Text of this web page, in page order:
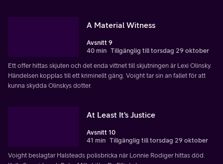
A Material Witness
Avsnitt 9
40 min Tillgänglig till torsdag 29 oktober
Ett offer hittas skjuten och det enda vittnet till skjutningen är Lexi Olinsky.
Händelsen kopplas till ett kriminellt gäng. Voight tar sin an fallet för att
kunna skydda Olinskys dotter.
At Least It's Justice
Avsnitt 10
41 min Tillgänglig till torsdag 29 oktober
Voight beslagtar Halsteads polisbricka när Lonnie Rodiger hittas död.